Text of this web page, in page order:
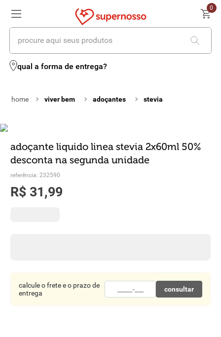
0
procure aqui seus produtos
qual a forma de entrega?
viver bem adoçantes stevia
adoçante liquido linea stevia 2x60ml 50%
desconta na segunda unidade
referência: 232590
R$ 31,99
calcule o frete e o prazo de
entrega
consultar
termos mais buscados
2º leite
4º iogurte
5º queijo
6 biscoito